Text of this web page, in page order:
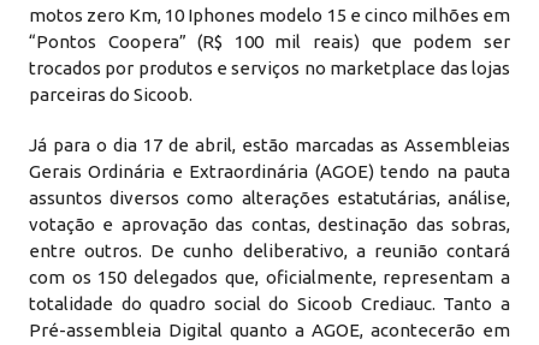
motos zero Km, 10 Iphones modelo 15 e cinco milhões em
“Pontos Coopera” (R$ 100 mil reais) que podem ser
trocados por produtos e serviços no marketplace das lojas
parceiras do Sicoob.
Já para o dia 17 de abril, estão marcadas as Assembleias
Gerais Ordinária e Extraordinária (AGOE) tendo na pauta
assuntos diversos como alterações estatutárias, análise,
votação e aprovação das contas, destinação das sobras,
entre outros. De cunho deliberativo, a reunião contará
com os 150 delegados que, oficialmente, representam a
totalidade do quadro social do Sicoob Crediauc. Tanto a
Pré-assembleia Digital quanto a AGOE, acontecerão em